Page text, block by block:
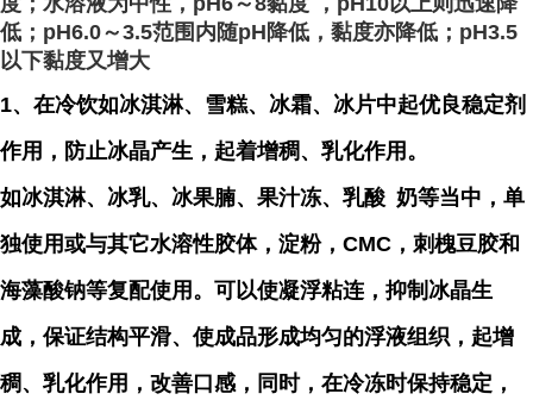
低；pH6.0～3.5范围内随pH降低，黏度亦降低；pH3.5
以下黏度又增大
1、在冷饮如冰淇淋、雪糕、冰霜、冰片中起优良稳定剂
作用，防止冰晶产生，起着增稠、乳化作用。
如冰淇淋、冰乳、冰果腩、果汁冻、 乳酸 奶等当中，单
独使用或与其它水溶性胶体，淀粉，CMC，刺槐豆胶和
海藻酸钠等复配使用。可以使凝浮粘连，抑制冰晶生
成，保证结构平滑、使成品形成均匀的浮液组织，起增
稠、乳化作用，改善口感，同时，在冷冻时保持稳定，